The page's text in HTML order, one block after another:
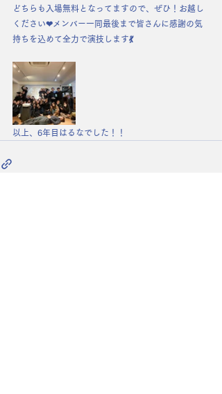
どちらも入場無料となってますので、ぜひ！お越し
ください❤メンバー一同最後まで皆さんに感謝の気
持ちを込めて全力で演技します💃
以上、6年目はるなでした！！